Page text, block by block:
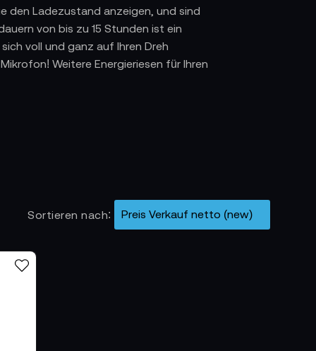
den Ladezustand anzeigen, und sind
von bis zu 15 Stunden ist ein
voll und ganz auf Ihren Dreh
Weitere Energieriesen für Ihren
Sortieren nach